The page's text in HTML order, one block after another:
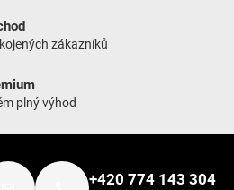
zákazníků
plný výhod
+420 774 143 304